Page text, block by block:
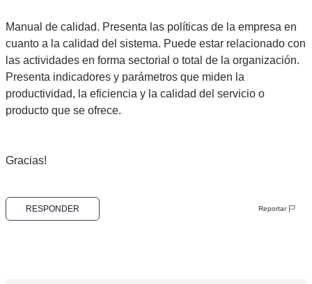
Manual de calidad. Presenta las políticas de la empresa en
cuanto a la calidad del sistema. Puede estar relacionado con
las actividades en forma sectorial o total de la organización.
Presenta indicadores y parámetros que miden la
productividad, la eficiencia y la calidad del servicio o
producto que se ofrece.
Gracias!
RESPONDER Reportar